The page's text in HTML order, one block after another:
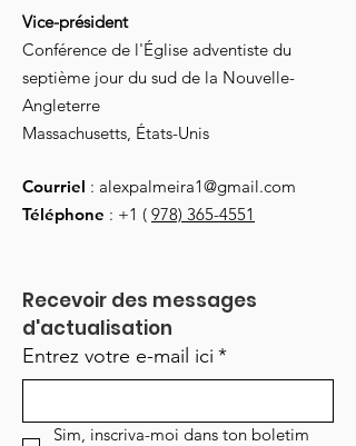
Vice-président
Conférence de l'Église adventiste du
septième jour du sud de la Nouvelle-
Angleterre
Massachusetts, États-Unis
Courriel : alexpalmeira1@gmail.com
Téléphone : +1 ( 978) 365-4551
Recevoir des messages
d'actualisation
Entrez votre e-mail ici *
Sim, inscriva-moi dans ton boletim